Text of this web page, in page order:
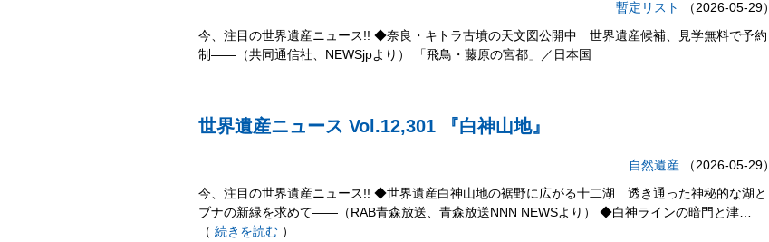
暫定リスト （2026-05-29）
今、注目の世界遺産ニュース!! ◆奈良・キトラ古墳の天文図公開中 世界遺産候補、見学無料で予約
制――（共同通信社、NEWSjpより） 「飛鳥・藤原の宮都」／日本国
世界遺産ニュース Vol.12,301 『白神山地』
自然遺産 （2026-05-29）
今、注目の世界遺産ニュース!! ◆世界遺産白神山地の裾野に広がる十二湖 透き通った神秘的な湖と
ブナの新緑を求めて――（RAB青森放送、青森放送NNN NEWSより） ◆白神ラインの暗門と津…
（ 続きを読む）